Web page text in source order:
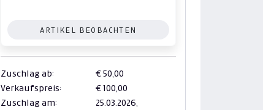
ARTIKEL BEOBACHTEN
Zuschlag ab:
€ 50,00
Verkaufspreis:
€ 100,00
Zuschlag am:
25.03.2026,